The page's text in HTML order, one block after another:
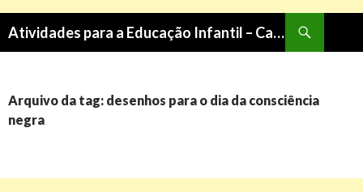
Atividades para a Educação Infantil – Cantinho do Saber
CONTEÚDO
Arquivo da tag: desenhos para o dia da consciência
negra